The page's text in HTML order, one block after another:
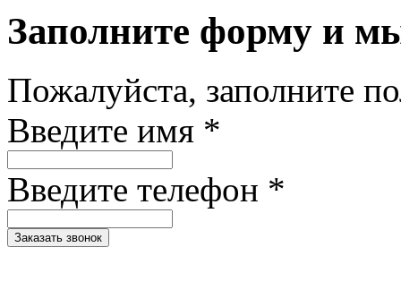
Заполните форму и
Пожалуйста, заполните
Введите имя *
Введите телефон *